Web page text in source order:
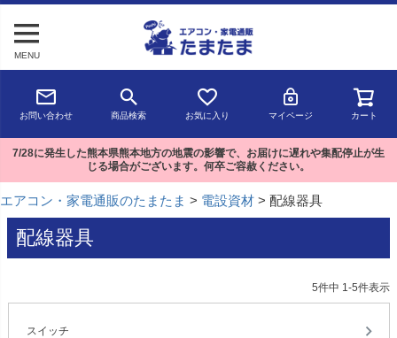
MENU
お問い合わせ 商品検索 お気に入り マイページ カート
7/28に発生した熊本県熊本地方の地震の影響で、お届けに遅れや集配停止が生
じる場合がございます。何卒ご容赦ください。
エアコン・家電通販のたまたま 電設資材 配線器具
配線器具
5件中 1-5件表示
スイッチ